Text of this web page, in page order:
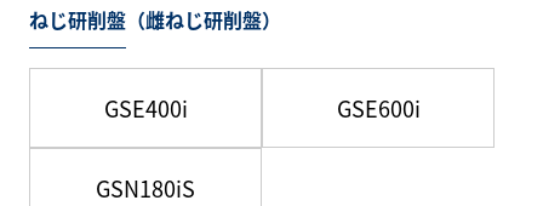
ねじ研削盤（雌ねじ研削盤）
GSE400i GSE600i
GSN180iS